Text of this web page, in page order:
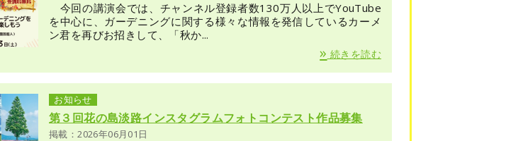
今回の講演会では、チャンネル登録者数130万人以上でYouTube
を中心に、ガーデニングに関する様々な情報を発信しているカーメ
ン君を再びお招きして、「秋か...
» 続きを読む
お知らせ
第３回花の島淡路インスタグラムフォトコンテスト作品募集
掲載：2026年06月01日